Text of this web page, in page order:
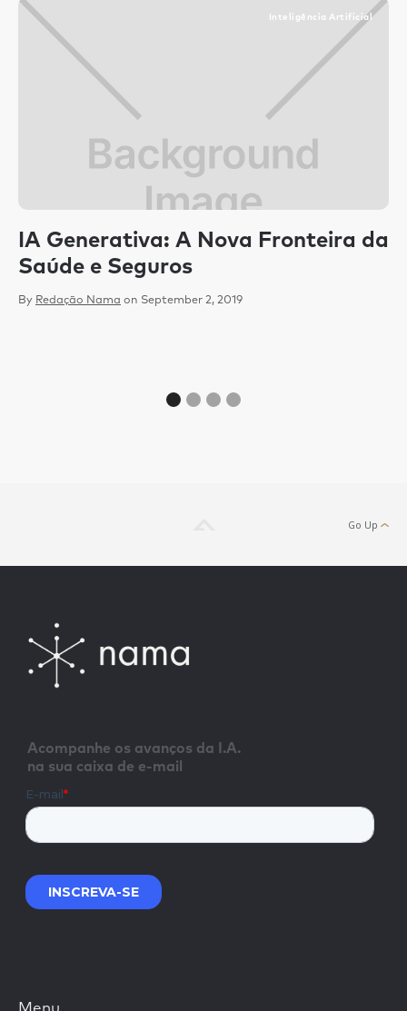
Inteligência Artificial
IA Generativa: A Nova Fronteira da
Saúde e Seguros
By Redação Nama on September 2, 2019
Go Up
Acompanhe os avanços da I.A.
na sua caixa de e-mail